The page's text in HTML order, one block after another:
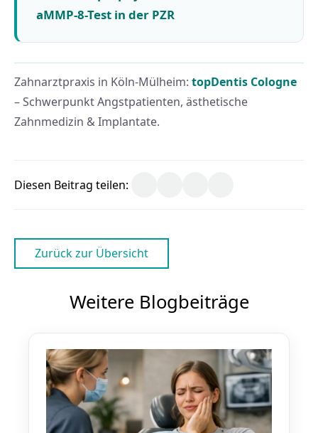
aMMP-8-Test in der PZR
Zahnarztpraxis in Köln-Mülheim: topDentis Cologne
– Schwerpunkt Angstpatienten, ästhetische
Zahnmedizin & Implantate.
Diesen Beitrag teilen:
Zurück zur Übersicht
Weitere Blogbeiträge